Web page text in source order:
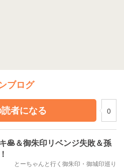
ブログ
者になる
0
🥞＆御朱印リベンジ失敗＆孫
とーちゃんと行く御朱印・御城印巡り